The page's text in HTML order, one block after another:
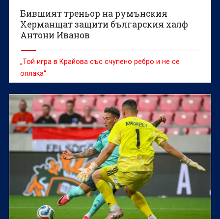
Бившият треньор на румънския
Херманщат защити българския халф
Антони Иванов
„Той игра в Крайова със счупено ребро и не се
оплака“